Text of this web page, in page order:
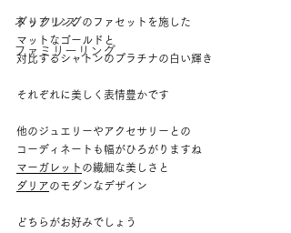
ネックレス
ファミリーリング
ダリアリングのファセットを施した
マットなゴールドと
対比するシャトンのプラチナの白い輝き
それぞれに美しく表情豊かです
他のジュエリーやアクセサリーとの
コーディネートも幅がひろがりますね
マーガレット の繊細な美しさと
ダリアのモダンなデザイン
どちらがお好みでしょう